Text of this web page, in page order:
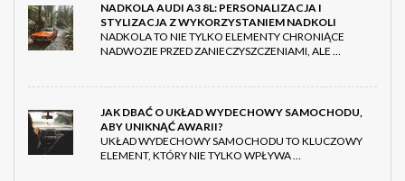
NADKOLA AUDI A3 8L: PERSONALIZACJA I
STYLIZACJA Z WYKORZYSTANIEM NADKOLI
NADKOLA TO NIE TYLKO ELEMENTY CHRONIĄCE
NADWOZIE PRZED ZANIECZYSZCZENIAMI, ALE …
JAK DBAĆ O UKŁAD WYDECHOWY SAMOCHODU,
ABY UNIKNĄĆ AWARII?
UKŁAD WYDECHOWY SAMOCHODU TO KLUCZOWY
ELEMENT, KTÓRY NIE TYLKO WPŁYWA …